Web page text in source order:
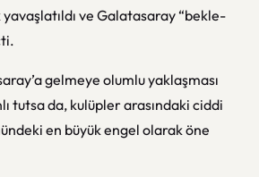
ve Galatasaray “bekle-
gelmeye olumlu yaklaşması
tutsa da, kulüpler arasındaki ciddi
en büyük engel olarak öne